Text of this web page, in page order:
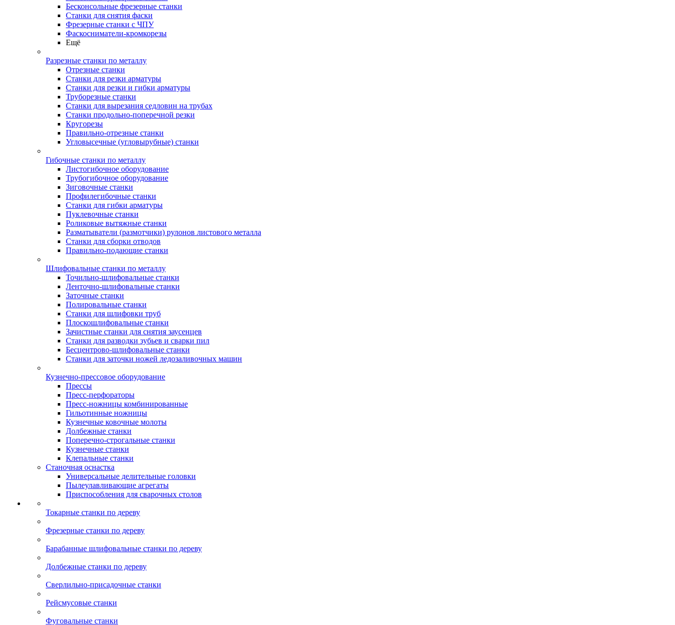
Бесконсольные фрезерные станки
Станки для снятия фаски
Фрезерные станки с ЧПУ
Фаскосниматели-кромкорезы
Ещё
Разрезные станки по металлу
Отрезные станки
Станки для резки арматуры
Станки для резки и гибки арматуры
Труборезные станки
Станки для вырезания седловин на трубаx
Станки продольно-поперечной резки
Кругорезы
Правильно-отрезные станки
Угловысечные (угловырубные) станки
Гибочные станки по металлу
Листогибочное оборудование
Трубогибочное оборудование
Зиговочные станки
Профилегибочные станки
Станки для гибки арматуры
Пуклевочные станки
Роликовые вытяжные станки
Разматыватели (размотчики) рулонов листового металла
Станки для сборки отводов
Правильно-подающие станки
Шлифовальные станки по металлу
Точильно-шлифовальные станки
Ленточно-шлифовальные станки
Заточные станки
Полировальные станки
Станки для шлифовки труб
Плоскошлифовальные станки
Зачистные станки для снятия заусенцев
Станки для разводки зубьев и сварки пил
Бесцентрово-шлифовальные станки
Станки для заточки ножей ледозаливочных машин
Кузнечно-прессовое оборудование
Прессы
Пресс-перфораторы
Пресс-ножницы комбинированные
Гильотинные ножницы
Кузнечные ковочные молоты
Долбежные станки
Поперечно-строгальные станки
Кузнечные станки
Клепальные станки
Станочная оснастка
Универсальные делительные головки
Пылеулавливающие агрегаты
Приспособления для сварочных столов
Токарные станки по дереву
Фрезерные станки по дереву
Барабанные шлифовальные станки по дереву
Долбежные станки по дереву
Сверлильно-присадочные станки
Рейсмусовые станки
Фуговальные станки